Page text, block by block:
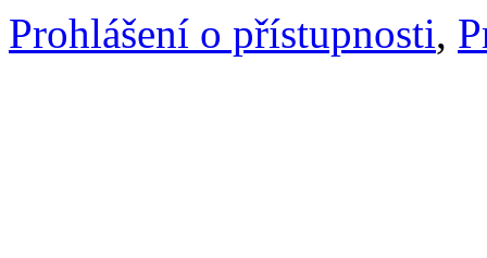
Prohlášení o přístupnosti,